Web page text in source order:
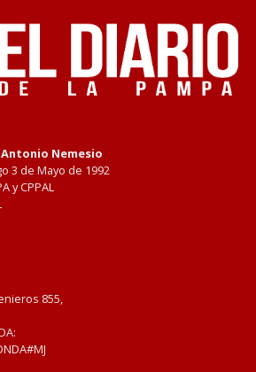
Nemesio
3 de Mayo de 1992
y CPPAL
855,